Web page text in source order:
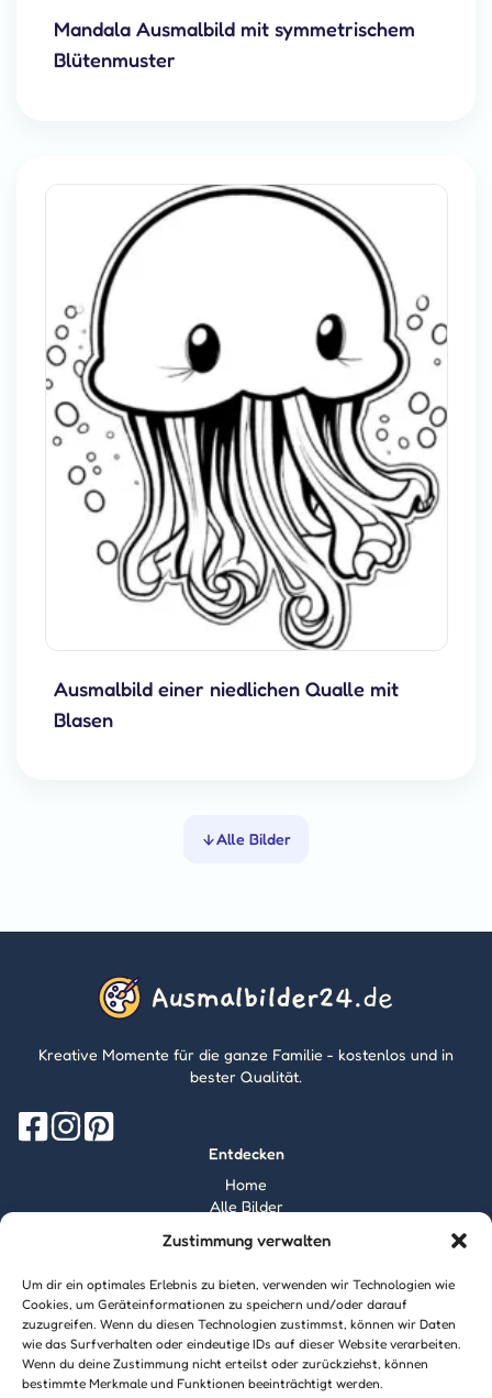
Zustimmung verwalten
Um dir ein optimales Erlebnis zu bieten, verwenden wir Technologien wie
Cookies, um Geräteinformationen zu speichern und/oder darauf
zuzugreifen. Wenn du diesen Technologien zustimmst, können wir Daten
wie das Surfverhalten oder eindeutige IDs auf dieser Website verarbeiten.
Wenn du deine Zustimmung nicht erteilst oder zurückziehst, können
bestimmte Merkmale und Funktionen beeinträchtigt werden.
Mandala Ausmalbild mit symmetrischem
Blütenmuster
Ausmalbild einer niedlichen Qualle mit
Blasen
Alle Bilder
Kreative Momente für die ganze Familie - kostenlos und in
bester Qualität.
Entdecken
Home
Alle Bilder
Information
Über mich
Kontakt
Inhaltsrichtlinien
Recht & Datenschutz
Impressum